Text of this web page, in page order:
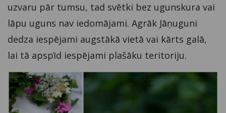
uzvaru pār tumsu, tad svētki bez ugunskura vai
lāpu uguns nav iedomājami. Agrāk Jāņuguni
dedza iespējami augstākā vietā vai kārts galā,
lai tā apspīd iespējami plašāku teritoriju.